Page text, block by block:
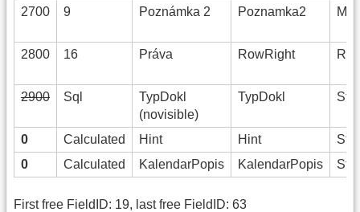
2700 9 Poznámka 2 Poznamka2
2800 16 Práva RowRight
2900 Sql
TypDokl
(novisible)
TypDokl
0 Calculated Hint Hint
0
Calculated KalendarPopis KalendarPopis
First free FieldID: 19, last free FieldID: 63